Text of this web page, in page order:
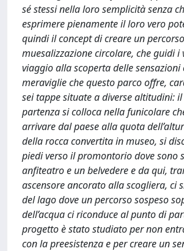
sé stessi nella loro semplicità senza
esprimere pienamente il loro vero
quindi il concept di creare un
muesalizzazione circolare, che guidi
viaggio alla scoperta delle sensazioni
meraviglie che questo parco offre,
sei tappe situate a diverse altitudini:
partenza si colloca nella funicolare
arrivare dal paese alla quota
della rocca convertita in museo, si
piedi verso il promontorio dove sono
anfiteatro e un belvedere e da qui,
ascensore ancorato alla scogliera, ci
del lago dove un percorso sospeso
dell’acqua ci riconduce al punto di
progetto è stato studiato per non
con la preesistenza e per creare un